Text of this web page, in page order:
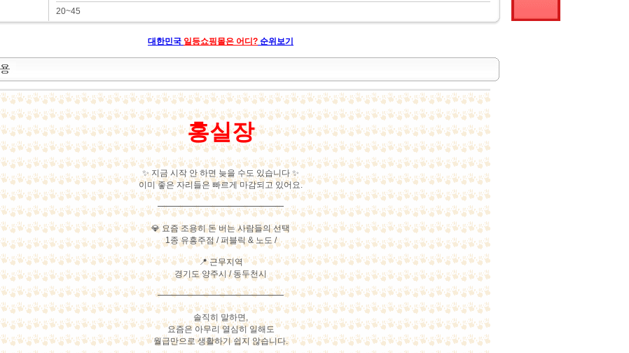
20~45
대한민국 일등쇼핑몰은 어디? 순위보기
홍실장
✨ 지금 시작 안 하면 늦을 수도 있습니다 ✨
이미 좋은 자리들은 빠르게 마감되고 있어요.
━━━━━━━━━━━━━━━
💎 요즘 조용히 돈 버는 사람들의 선택
1종 유흥주점 / 퍼블릭 & 노도 /
📍 근무지역
경기도 양주시 / 동두천시
━━━━━━━━━━━━━━━
솔직히 말하면,
요즘은 아무리 열심히 일해도
월급만으로 생활하기 쉽지 않습니다.